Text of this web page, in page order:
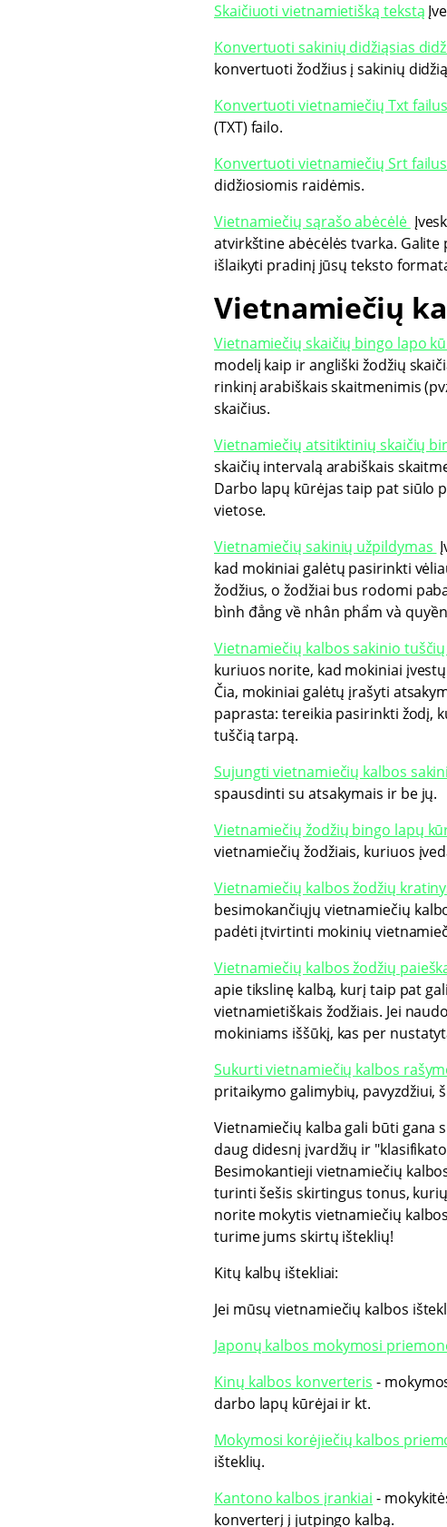
Skaičiuoti vietnamietišką tekstą
Konvertuoti sakinių didžiąsias
konvertuoti žodžius į sakinių
Konvertuoti vietnamiečių Txt
(TXT) failo.
Konvertuoti vietnamiečių Srt
didžiosiomis raidėmis.
Vietnamiečių sąrašo abėcėlė
atvirkštine abėcėlės tvarka.
išlaikyti pradinį jūsų teksto
Vietnamiečių
Vietnamiečių skaičių bingo lapo
modelį kaip ir angliški žodžių
rinkinį arabiškais skaitmenimis
skaičius.
Vietnamiečių atsitiktinių skaičių
skaičių intervalą arabiškais
Darbo lapų kūrėjas taip pat siūlo
vietose.
Vietnamiečių sakinių užpildymas
kad mokiniai galėtų pasirinkti
žodžius, o žodžiai bus rodomi
bình đẳng về nhân phẩm và
Vietnamiečių kalbos sakinio
kuriuos norite, kad mokiniai įvestų
Čia, mokiniai galėtų įrašyti
paprasta: tereikia pasirinkti žodį,
tuščią tarpą.
Sujungti vietnamiečių kalbos
spausdinti su atsakymais ir be jų.
Vietnamiečių žodžių bingo lapų
vietnamiečių žodžiais, kuriuos
Vietnamiečių kalbos žodžių
besimokančiųjų vietnamiečių
padėti įtvirtinti mokinių
Vietnamiečių kalbos žodžių
apie tikslinę kalbą, kurį taip pat
vietnamietiškais žodžiais. Jei
mokiniams iššūkį, kas per
Sukurti vietnamiečių kalbos
pritaikymo galimybių, pavyzdžiui,
Vietnamiečių kalba gali būti gana
daug didesnį įvardžių ir
Besimokantieji vietnamiečių
turinti šešis skirtingus tonus,
norite mokytis vietnamiečių
turime jums skirtų išteklių!
Kitų kalbų ištekliai:
Jei mūsų vietnamiečių kalbos
Japonų kalbos mokymosi
Kinų kalbos konverteris -
darbo lapų kūrėjai ir kt.
Mokymosi korėjiečių kalbos
išteklių.
Kantono kalbos įrankiai -
konverterį į jutpingo kalbą.